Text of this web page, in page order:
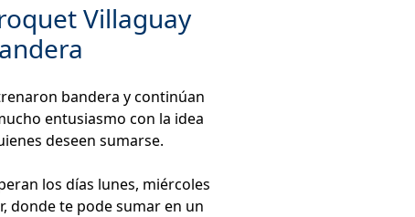
Villaguay
bandera y continúan
entusiasmo con la idea
deseen sumarse.
los días lunes, miércoles
donde te pode sumar en un